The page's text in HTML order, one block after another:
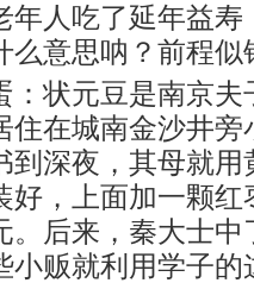
年人吃了延年益
么意思呐？前程似
：状元豆是南京
住在城南金沙井
到深夜，其母就
好，上面加一颗
。后来，秦大士
小贩就利用学子